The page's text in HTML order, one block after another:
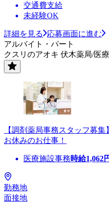
交通費支給
未経験OK
詳細を見る
応募画面に進む
アルバイト・パート
クスリのアオキ 伏木薬局/医
【調剤薬局事務スタッフ募
お休みのお仕事！
医療施設事務時給1,062
勤務地
面接地